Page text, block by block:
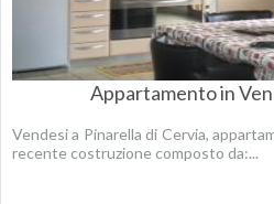
Appartamento in
Vendesi a Pinarella di Cervia,
recente costruzione composto da:...